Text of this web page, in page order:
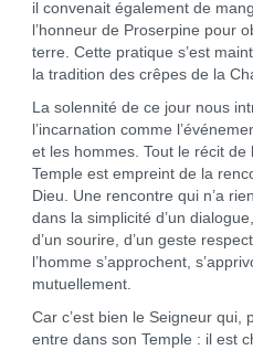
il convenait également de
l’honneur de Proserpine pour
terre. Cette pratique s’est
la tradition des crêpes de la
La solennité de ce jour nous
l’incarnation comme
et les hommes. Tout le récit
Temple est empreint de la
Dieu. Une rencontre qui n’a
dans la simplicité d’un
d’un sourire, d’un geste
l’homme s’approchent,
mutuellement.
Car c’est bien le Seigneur qui,
entre dans son Temple : il est